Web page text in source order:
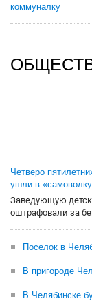
коммуналку
Четверо
ушли в
Заведующую
оштрафовали за
Поселок в
В пригороде
В Челябинске